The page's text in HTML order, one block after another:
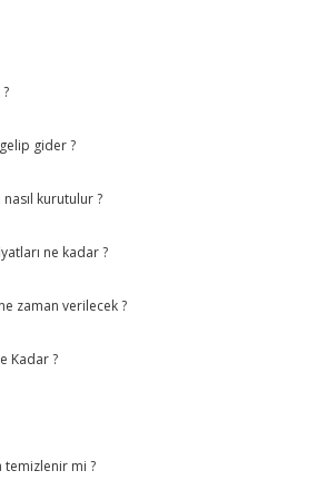
gider ?
kurutulur ?
ne kadar ?
zaman verilecek ?
Kadar ?
mi ?